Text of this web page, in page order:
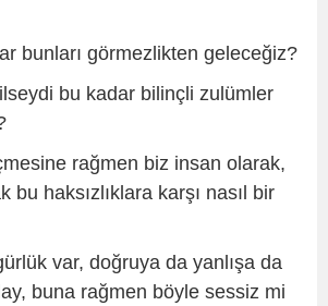
bunları görmezlikten geleceğiz?
bu kadar bilinçli zulümler
rağmen biz insan olarak,
bu haksızlıklara karşı nasıl bir
var, doğruya da yanlışa da
buna rağmen böyle sessiz mi